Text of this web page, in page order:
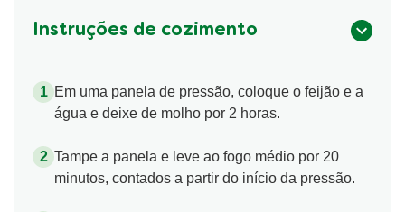
Instruções de cozimento
Em uma panela de pressão, coloque o feijão e a
água e deixe de molho por 2 horas.
Tampe a panela e leve ao fogo médio por 20
minutos, contados a partir do início da pressão.